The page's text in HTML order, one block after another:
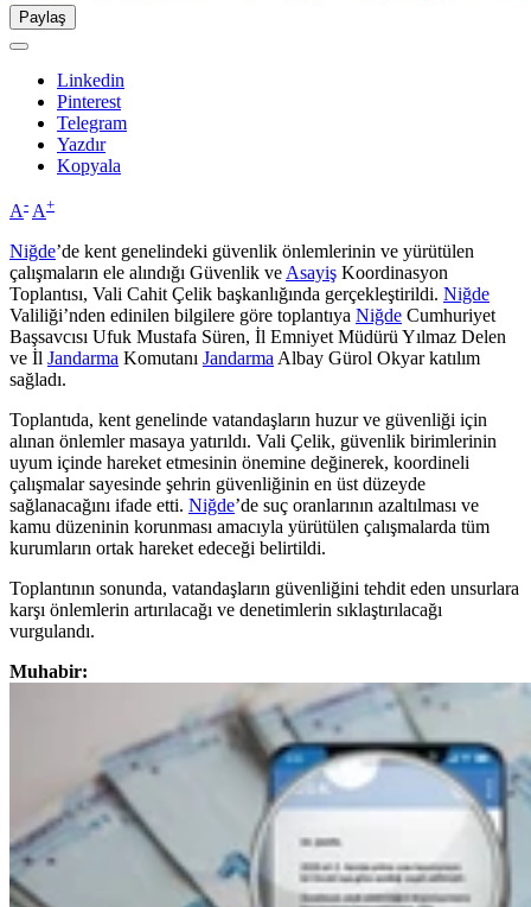
Paylaş
Linkedin
Pinterest
Telegram
Yazdır
Kopyala
A- A+
Niğde’de kent genelindeki güvenlik önlemlerinin ve yürütülen
çalışmaların ele alındığı Güvenlik veAsayiş Koordinasyon
Toplantısı, Vali Cahit Çelik başkanlığında gerçekleştirildi. Niğde
Valiliği’nden edinilen bilgilere göre toplantıya Niğde Cumhuriyet
Başsavcısı Ufuk Mustafa Süren, İl Emniyet Müdürü Yılmaz Delen
ve İl Jandarma Komutanı JandarmaAlbay Gürol Okyar katılım
sağladı.
Toplantıda, kent genelinde vatandaşların huzur ve güvenliği için
alınan önlemler masaya yatırıldı. Vali Çelik, güvenlik birimlerinin
uyum içinde hareket etmesinin önemine değinerek, koordineli
çalışmalar sayesinde şehrin güvenliğinin en üst düzeyde
sağlanacağını ifade etti. Niğde’de suç oranlarının azaltılması ve
kamu düzeninin korunması amacıyla yürütülen çalışmalarda tüm
kurumların ortak hareket edeceği belirtildi.
Toplantının sonunda, vatandaşların güvenliğini tehdit eden unsurlara
karşı önlemlerin artırılacağı ve denetimlerin sıklaştırılacağı
vurgulandı.
Muhabir: